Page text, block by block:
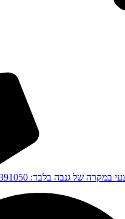
של גנבה בלבד: 03-6391050